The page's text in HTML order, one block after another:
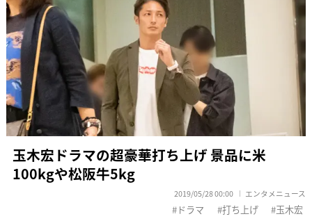
玉木宏ドラマの超豪華打ち上げ 景品に米
100kgや松阪牛5kg
2019/05/28 00:00 エンタメニュース
ドラマ 打ち上げ 玉木宏